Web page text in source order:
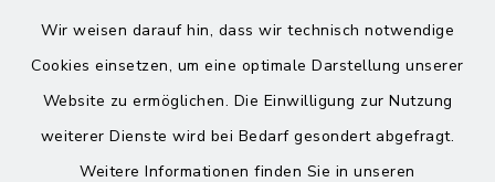
Wir weisen darauf hin, dass wir technisch notwendige
Cookies einsetzen, um eine optimale Darstellung unserer
Website zu ermöglichen. Die Einwilligung zur Nutzung
weiterer Dienste wird bei Bedarf gesondert abgefragt.
Weitere Informationen finden Sie in unseren